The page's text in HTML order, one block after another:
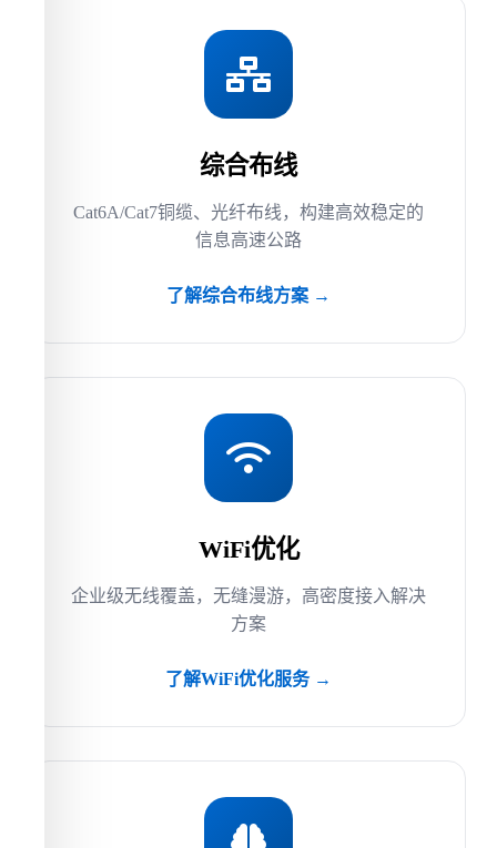
综合布线
Cat6A/Cat7铜缆、光纤布线，构建高效稳定的
信息高速公路
了解综合布线方案 →
WiFi优化
企业级无线覆盖，无缝漫游，高密度接入解决
方案
了解WiFi优化服务 →